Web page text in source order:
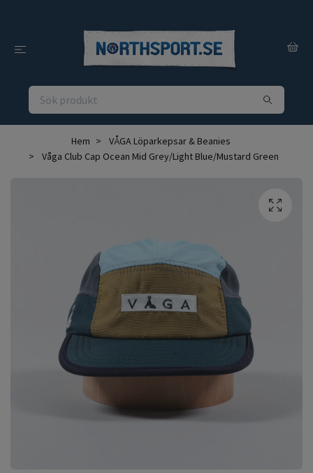
Hem
VÅGA Löparkepsar & Beanies
Våga Club Cap Ocean Mid Grey/Light Blue/Mustard Green